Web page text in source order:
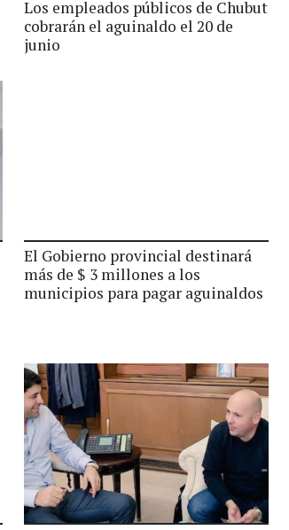
Los empleados públicos de Chubut
cobrarán el aguinaldo el 20 de
junio
El Gobierno provincial destinará
más de $ 3 millones a los
municipios para pagar aguinaldos